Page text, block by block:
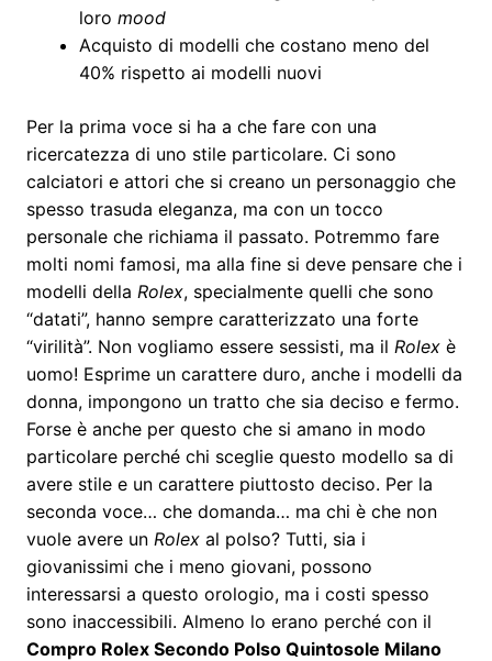
loro mood
Acquisto di modelli che costano meno del
40% rispetto ai modelli nuovi
Per la prima voce si ha a che fare con una
ricercatezza di uno stile particolare. Ci sono
calciatori e attori che si creano un personaggio che
spesso trasuda eleganza, ma con un tocco
personale che richiama il passato. Potremmo fare
molti nomi famosi, ma alla fine si deve pensare che i
modelli della Rolex, specialmente quelli che sono
“datati”, hanno sempre caratterizzato una forte
“virilità”. Non vogliamo essere sessisti, ma il Rolex è
uomo! Esprime un carattere duro, anche i modelli da
donna, impongono un tratto che sia deciso e fermo.
Forse è anche per questo che si amano in modo
particolare perché chi sceglie questo modello sa di
avere stile e un carattere piuttosto deciso. Per la
seconda voce… che domanda… ma chi è che non
vuole avere un Rolex al polso? Tutti, sia i
giovanissimi che i meno giovani, possono
interessarsi a questo orologio, ma i costi spesso
sono inaccessibili. Almeno lo erano perché con il
Compro Rolex Secondo Polso Quintosole Milano